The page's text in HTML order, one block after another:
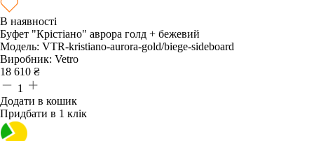
В наявності
Буфет "Крістіано" аврора голд + бежевий
Модель: VTR-kristiano-aurora-gold/biege-sideboard
Виробник: Vetro
18 610 ₴
1
Додати в кошик
Придбати в 1 клік